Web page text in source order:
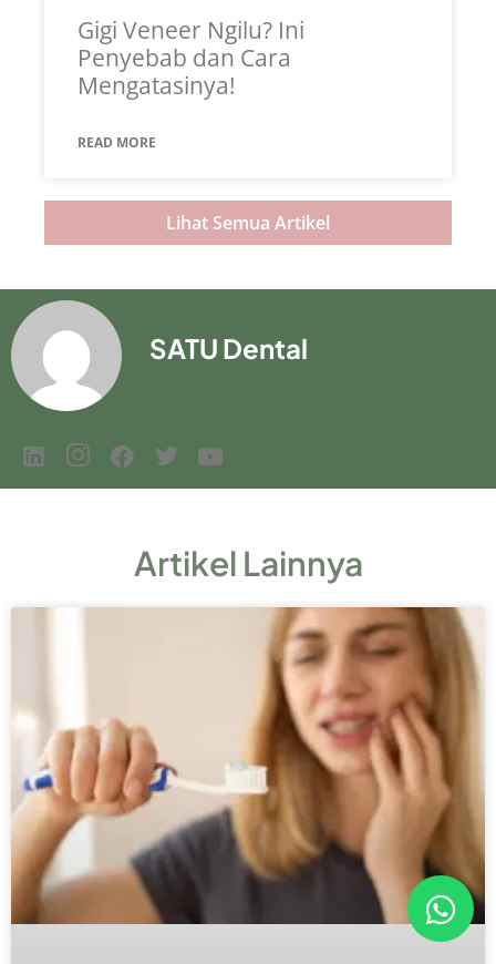
Gigi Veneer Ngilu? Ini
Penyebab dan Cara
Mengatasinya!
READ MORE
Lihat Semua Artikel
SATU Dental
Artikel Lainnya